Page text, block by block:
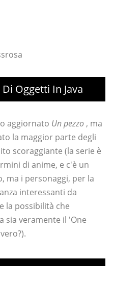
Oggetti In Java
aggiornato Un pezzo , ma
la maggior parte degli
scoraggiante (la serie è
di anime, e c'è un
ma i personaggi, per la
interessanti da
la possibilità che
sia veramente il 'One